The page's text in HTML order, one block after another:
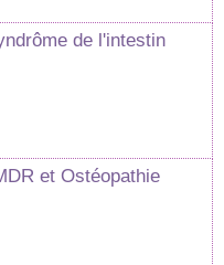
de l'intestin
et Ostéopathie